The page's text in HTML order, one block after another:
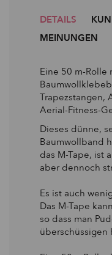
DETAILS
MEINUNGEN
Eine 50 m-Rolle
Trapezstangen,
Aerial-Fitness-
Dieses dünne,
Baumwollband
das M-Tape, ist
aber dennoch
Es ist auch
Das M-Tape
so dass man
überschüssigen